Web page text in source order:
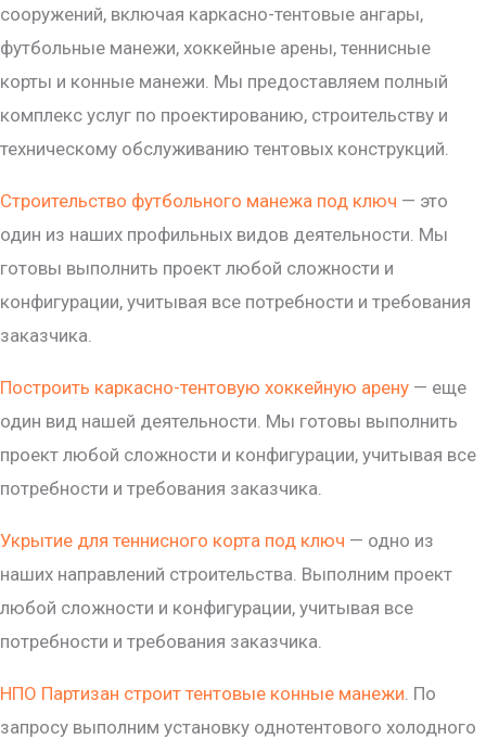
сооружений, включая каркасно-тентовые ангары,
футбольные манежи, хоккейные арены, теннисные
корты и конные манежи. Мы предоставляем полный
комплекс услуг по проектированию, строительству и
техническому обслуживанию тентовых конструкций.
Строительство футбольного манежа под ключ — это
один из наших профильных видов деятельности. Мы
готовы выполнить проект любой сложности и
конфигурации, учитывая все потребности и требования
заказчика.
Построить каркасно-тентовую хоккейную арену — еще
один вид нашей деятельности. Мы готовы выполнить
проект любой сложности и конфигурации, учитывая все
потребности и требования заказчика.
Укрытие для теннисного корта под ключ — одно из
наших направлений строительства. Выполним проект
любой сложности и конфигурации, учитывая все
потребности и требования заказчика.
НПО Партизан строит тентовые конные манежи. По
запросу выполним установку однотентового холодного